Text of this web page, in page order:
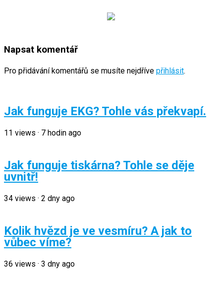
Napsat komentář
Pro přidávání komentářů se musíte nejdříve přihlásit.
Jak funguje EKG? Tohle vás překvapí.
11 views · 7 hodin ago
Jak funguje tiskárna? Tohle se děje
uvnitř!
34 views · 2 dny ago
Kolik hvězd je ve vesmíru? A jak to
vůbec víme?
36 views · 3 dny ago